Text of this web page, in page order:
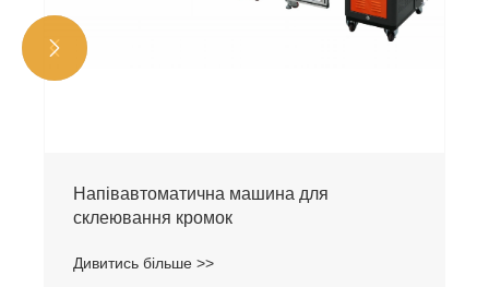
Напівавтоматична машина для
склеювання кромок
Дивитись більше >>

